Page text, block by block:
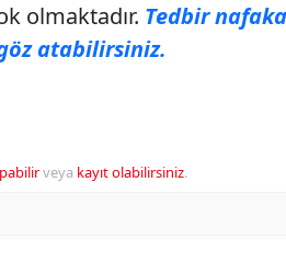
olmaktadır. Tedbir
atabilirsiniz.
veya kayıt olabilirsiniz.